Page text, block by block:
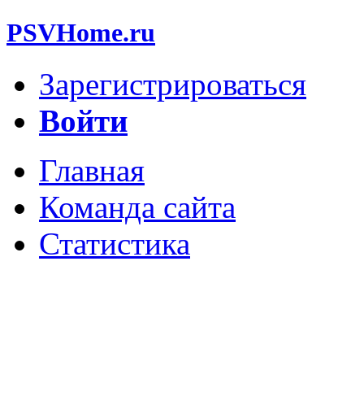
PSVHome.ru
Зарегистрироваться
Войти
Главная
Команда сайта
Статистика